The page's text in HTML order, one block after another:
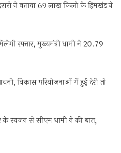
ने बताया 69 लाख किलो के हिमखंड ने
रफ्तार, मुख्यमंत्री धामी ने 20.79
विकास परियोजनाओं में हुई देरी तो
के स्वजन से सीएम धामी ने की बात,